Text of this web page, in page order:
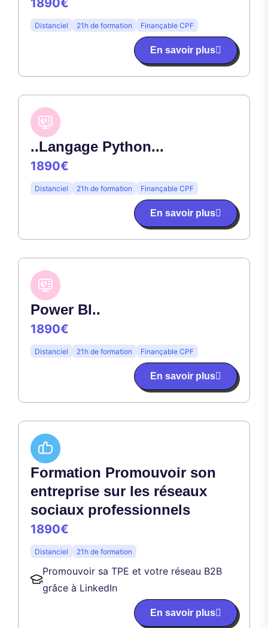
1890€
Distanciel 21h de formation Finançable CPF
En savoir plus
..Langage Python...
1890€
Distanciel 21h de formation Finançable CPF
En savoir plus
Power BI..
1890€
Distanciel 21h de formation Finançable CPF
En savoir plus
Formation Promouvoir son
entreprise sur les réseaux
sociaux professionnels
1890€
Distanciel 21h de formation
Promouvoir sa TPE et votre réseau B2B
grâce à LinkedIn
En savoir plus